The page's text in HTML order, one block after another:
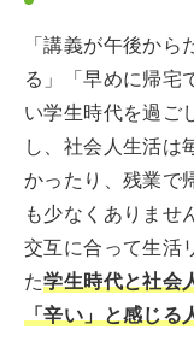
「講義が午後か
る」「早めに帰宅
い学生時代を過ご
し、社会人生活は
かったり、残業で
も少なくありませ
交互に合って生活
た学生時代と社会
「辛い」と感じ